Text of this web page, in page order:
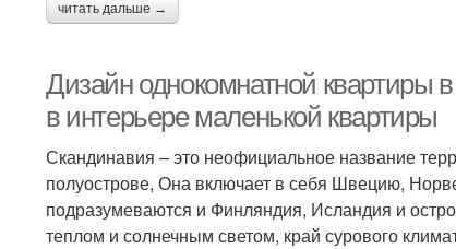
читать дальше →
Дизайн однокомнатной квартиры
в интерьере маленькой квартиры
Скандинавия – это неофициальное название
полуострове, Она включает в себя Швецию,
подразумеваются и Финляндия, Исландия и
теплом и солнечным светом, край сурового